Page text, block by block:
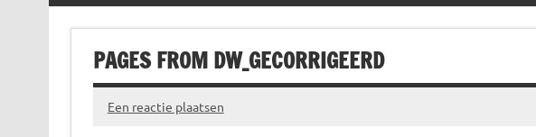
PAGES FROM DW_GECORRIGEERD
Een reactie plaatsen